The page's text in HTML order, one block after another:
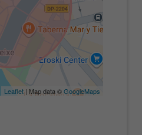
Leaflet| Map data ©GoogleMaps